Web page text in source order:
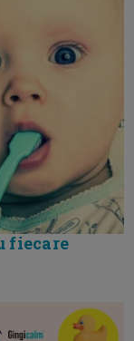
fiecare